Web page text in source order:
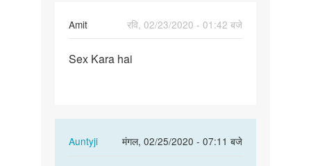
Amit
रवि, 02/23/2020 - 01:42 बजे
Sex
Sex Kara hai
Auntyji
मंगल, 02/25/2020 - 07:11 बजे
In